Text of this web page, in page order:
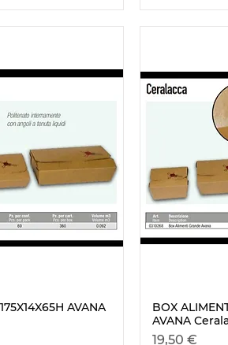
rápida
AVANA
BOX
AVANA
Preço
19,50 €